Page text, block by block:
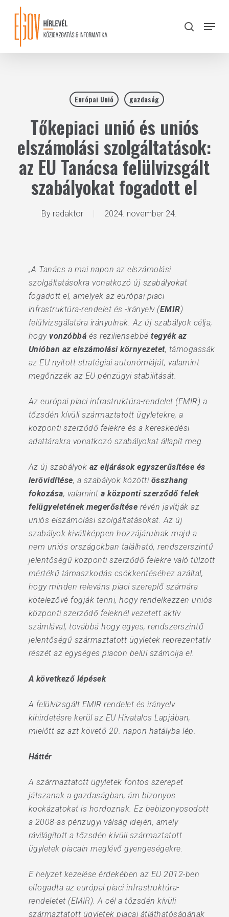
content
search
Menu
Európai Unió gazdaság
Tőkepiaci unió és uniós
elszámolási szolgáltatások:
az EU Tanácsa felülvizsgált
szabályokat fogadott el
By redaktor 2024. november 24.
„A Tanács a mai napon az elszámolási
szolgáltatásokra vonatkozó új szabályokat
fogadott el, amelyek az európai piaci
infrastruktúra-rendelet és -irányelv (EMIR)
felülvizsgálatára irányulnak. Az új szabályok célja,
hogyvonzóbbá és reziliensebbétegyék az
Unióban az elszámolási környezetet, támogassák
az EU nyitott stratégiai autonómiáját, valamint
megőrizzék az EU pénzügyi stabilitását.
Az európai piaci infrastruktúra-rendelet (EMIR) a
tőzsdén kívüli származtatott ügyletekre, a
központi szerződő felekre és a kereskedési
adattárakra vonatkozó szabályokat állapít meg.
Az új szabályok az eljárások egyszerűsítése és
lerövidítése, a szabályok közötti összhang
fokozása, valaminta központi szerződő felek
felügyeletének megerősítése révén javítják az
uniós elszámolási szolgáltatásokat. Az új
szabályok kiváltképpen hozzájárulnak majd a
nem uniós országokban található, rendszerszintű
jelentőségű központi szerződő felekre való túlzott
mértékű támaszkodás csökkentéséhez azáltal,
hogy minden releváns piaci szereplő számára
kötelezővé fogják tenni, hogy rendelkezzen uniós
központi szerződő feleknél vezetett aktív
számlával, továbbá hogy egyes, rendszerszintű
jelentőségű származtatott ügyletek reprezentatív
részét az egységes piacon belül számolja el.
A következő lépések
A felülvizsgált EMIR rendelet és irányelv
kihirdetésre kerül az EU Hivatalos Lapjában,
mielőtt az azt követő 20. napon hatályba lép.
Háttér
A származtatott ügyletek fontos szerepet
játszanak a gazdaságban, ám bizonyos
kockázatokat is hordoznak. Ez bebizonyosodott
a 2008-as pénzügyi válság idején, amely
rávilágított a tőzsdén kívüli származtatott
ügyletek piacain meglévő gyengeségekre.
E helyzet kezelése érdekében az EU 2012-ben
elfogadta az európai piaci infrastruktúra-
rendeletet (EMIR). A cél a tőzsdén kívüli
származtatott ügyletek piacai átláthatóságának
Close